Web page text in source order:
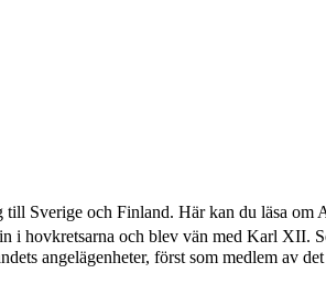
Sverige och Finland. Här kan du läsa
hovkretsarna och blev vän med Karl XII.
angelägenheter, först som medlem av